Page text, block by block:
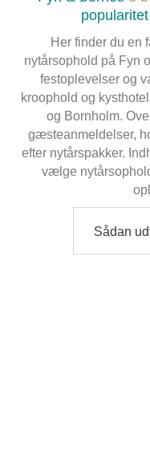
Her finder du en
nytårsophold på Fyn
festoplevelser og
kroophold og
og Bornholm.
gæsteanmeldelser,
efter nytårspakker.
vælge
Sådan